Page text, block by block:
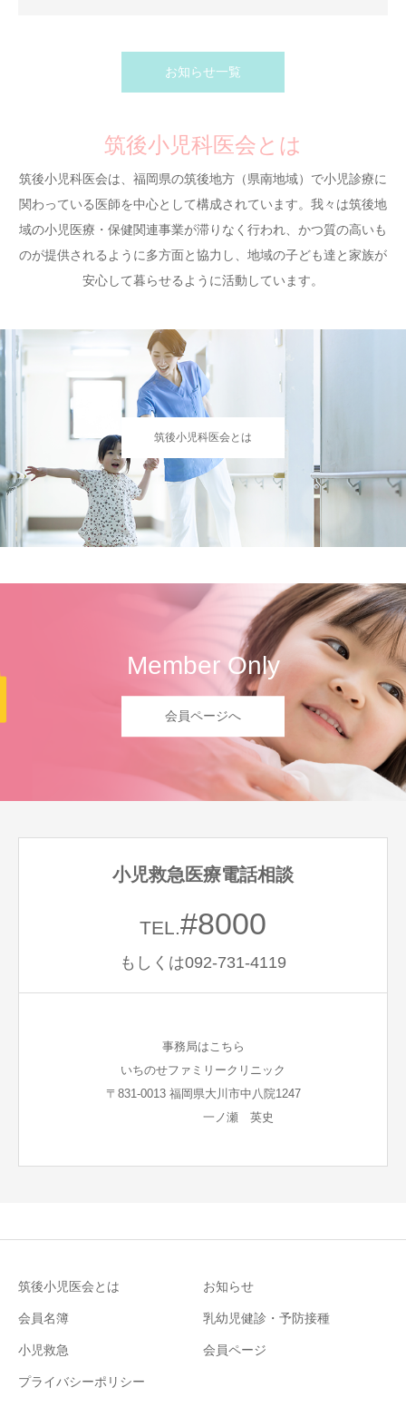
お知らせ一覧
筑後小児科医会とは
筑後小児科医会は、福岡県の筑後地方（県南地域）で小児診療に
関わっている医師を中心として構成されています。我々は筑後地
域の小児医療・保健関連事業が滞りなく行われ、かつ質の高いも
のが提供されるように多方面と協力し、地域の子ども達と家族が
安心して暮らせるように活動しています。
筑後小児科医会とは
Member Only
会員ページへ
小児救急医療電話相談
TEL.#8000
もしくは092-731-4119
事務局はこちら
いちのせファミリークリニック
〒831-0013 福岡県大川市中八院1247
一ノ瀬 英史
筑後小児医会とは お知らせ
会員名簿 乳幼児健診・予防接種
小児救急 会員ページ
プライバシーポリシー